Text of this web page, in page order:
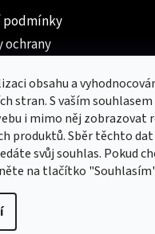
obsahu a
stran. S vaším souhlasem
i mimo něj zobrazovat
produktů. Sběr těchto
svůj souhlas. Pokud
na tlačítko
podmínky
ochrany
obchod s batohy,